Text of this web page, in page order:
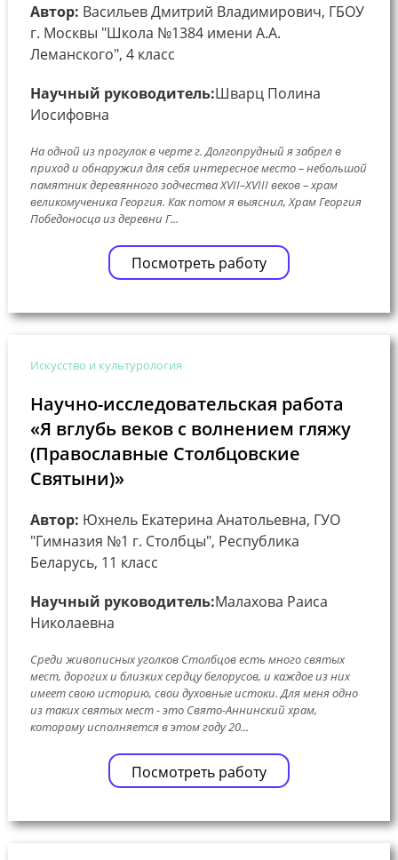
Автор: Васильев Дмитрий Владимирович, ГБОУ
г. Москвы "Школа №1384 имени А.А.
Леманского", 4 класс
Научный руководитель:Шварц Полина
Иосифовна
На одной из прогулок в черте г. Долгопрудный я забрел в
приход и обнаружил для себя интересное место – небольшой
памятник деревянного зодчества XVII–XVIII веков – храм
великомученика Георгия. Как потом я выяснил, Храм Георгия
Победоносца из деревни Г...
Посмотреть работу
Искусство и культурология
Научно-исследовательская работа
«Я вглубь веков с волнением гляжу
(Православные Столбцовские
Святыни)»
Автор: Юхнель Екатерина Анатольевна, ГУО
"Гимназия №1 г. Столбцы", Республика
Беларусь, 11 класс
Научный руководитель:Малахова Раиса
Николаевна
Среди живописных уголков Столбцов есть много святых
мест, дорогих и близких сердцу белорусов, и каждое из них
имеет свою историю, свои духовные истоки. Для меня одно
из таких святых мест - это Свято-Аннинский храм,
которому исполняется в этом году 20...
Посмотреть работу